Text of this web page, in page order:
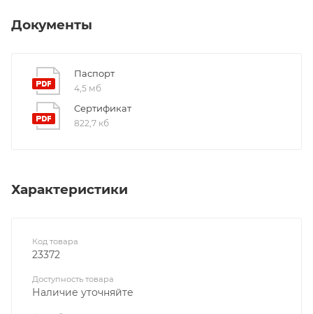
Документы
Паспорт
4,5 мб
Сертификат
822,7 кб
Характеристики
Код товара
23372
Доступность товара
Наличие уточняйте